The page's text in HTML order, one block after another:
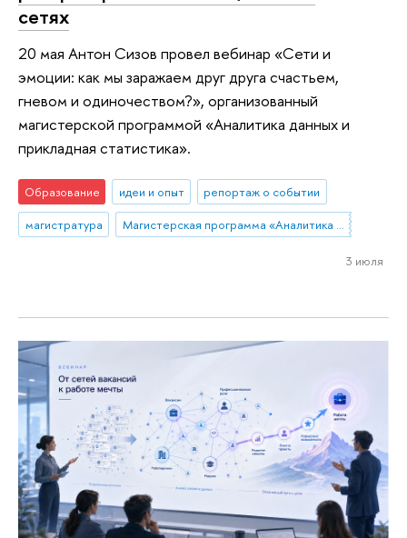
сетях
20 мая Антон Сизов провел вебинар «Сети и
эмоции: как мы заражаем друг друга счастьем,
гневом и одиночеством?», организованный
магистерской программой «Аналитика данных и
прикладная статистика».
Образование идеи и опыт
репортаж о событии
магистратура
Магистерская программа «Аналитика данных и прикладная статистика / Data Analytics and Social Statistics»
3 июля